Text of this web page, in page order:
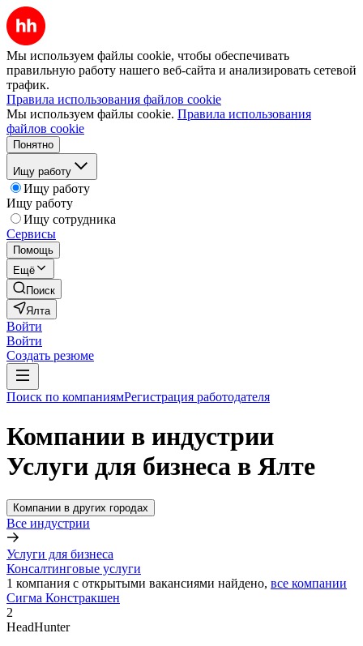
Мы используем файлы cookie, чтобы обеспечивать
правильную работу нашего веб-сайта и анализировать сетевой
трафик.
Правила использования файлов cookie
Мы используем файлы cookie. Правила использования
файлов cookie
Понятно
Ищу работу
Ищу работу
Ищу работу
Ищу сотрудника
Сервисы
Помощь
Ещё
Поиск
Ялта
Войти
Войти
Создать резюме
Поиск по компаниямРегистрация работодателя
Компании в индустрии
Услуги для бизнеса в Ялте
Компании в других городах
Все индустрии
Услуги для бизнеса
Консалтинговые услуги
1 компания с открытыми вакансиями найдено, все компании
Сигма Констракшен
2
HeadHunter